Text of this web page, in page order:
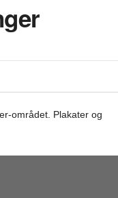
området. Plakater og